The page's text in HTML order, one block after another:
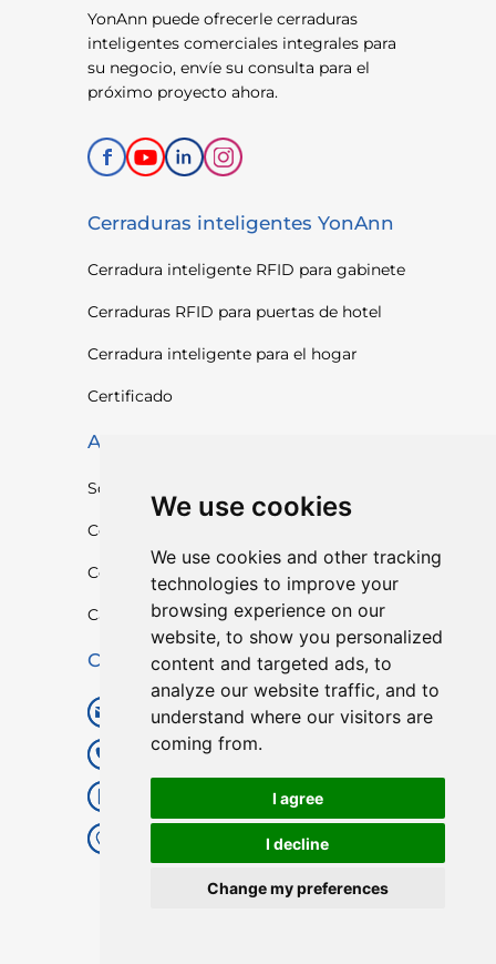
We use cookies
We use cookies and other tracking
technologies to improve your
browsing experience on our
website, to show you personalized
content and targeted ads, to
analyze our website traffic, and to
understand where our visitors are
coming from.
I agree
I decline
Change my preferences
YonAnn puede ofrecerle cerraduras
inteligentes comerciales integrales para
su negocio, envíe su consulta para el
próximo proyecto ahora.
Cerraduras inteligentes YonAnn
Cerradura inteligente RFID para gabinete
Cerraduras RFID para puertas de hotel
Cerradura inteligente para el hogar
Certificado
Apoyo
Sobre nosotros
Contáctenos
Cotización rápida
Catalogar
Contáctenos
digitallocks8@gmail.com
+86 20 82021715
+86 18688201470 (WhatsApp)
Piso 4, Edificio 1, 1.ª carretera
industrial Tangxia, Shangtiantang,
Yaotian, Xintang, Zengcheng, GZ,